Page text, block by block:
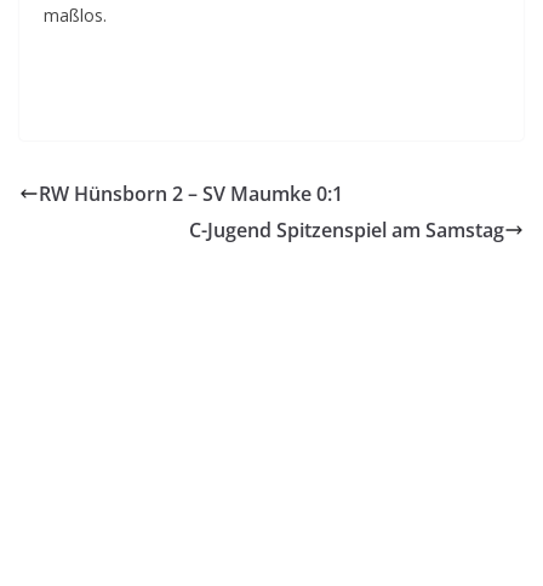
maßlos.
RW Hünsborn 2 – SV Maumke 0:1
C-Jugend Spitzenspiel am Samstag